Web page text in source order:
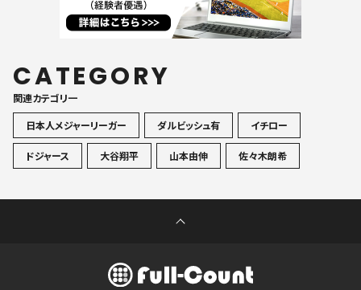
CATEGORY
関連カテゴリ一
日本人メジャーリーガー
ダルビッシュ有 イチロー
ドジャース 大谷翔平 山本由伸 佐々木朗希